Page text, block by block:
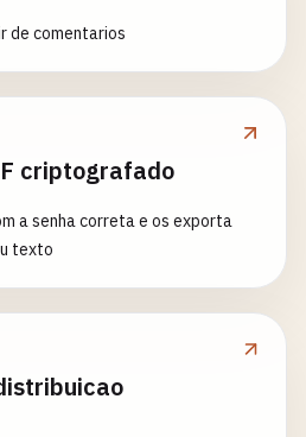
de comentarios
criptografado
a senha correta e os exporta
texto